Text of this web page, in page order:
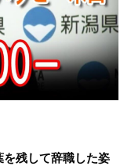
を残して辞職した姿